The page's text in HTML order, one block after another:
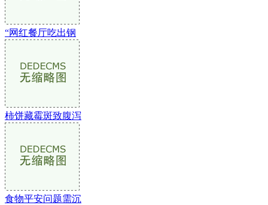
“网红餐厅吃出钢
柿饼藏霉斑致腹泻
食物平安问题需沉